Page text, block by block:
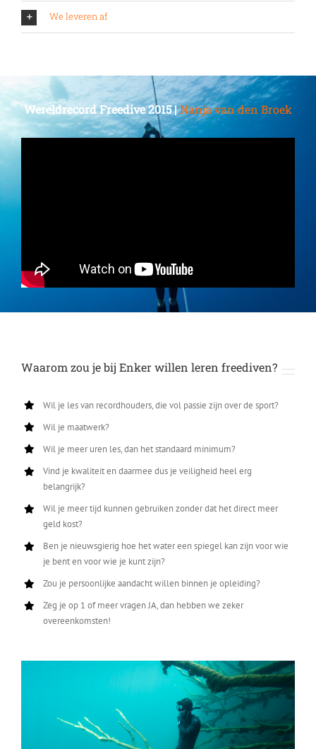
We leveren af
Wereldrecord Freedive 2015 |Nanja van den Broek
Waarom zou je bij Enker willen leren freediven?
Wil je les van recordhouders, die vol passie zijn over de sport?
Wil je maatwerk?
Wil je meer uren les, dan het standaard minimum?
Vind je kwaliteit en daarmee dus je veiligheid heel erg
belangrijk?
Wil je meer tijd kunnen gebruiken zonder dat het direct meer
geld kost?
Ben je nieuwsgierig hoe het water een spiegel kan zijn voor wie
je bent en voor wie je kunt zijn?
Zou je persoonlijke aandacht willen binnen je opleiding?
Zeg je op 1 of meer vragen JA, dan hebben we zeker
overeenkomsten!